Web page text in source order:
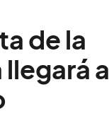
de la
a